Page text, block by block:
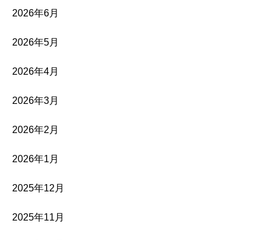
2026年6月
2026年5月
2026年4月
2026年3月
2026年2月
2026年1月
2025年12月
2025年11月